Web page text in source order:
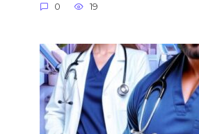
0 19